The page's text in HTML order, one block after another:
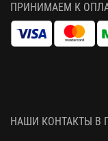
ПРИНИМАЕМ К
НАШИ КОНТАКТЫ В